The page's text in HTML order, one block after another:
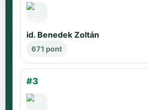
id. Benedek Zoltán
671 pont
#3